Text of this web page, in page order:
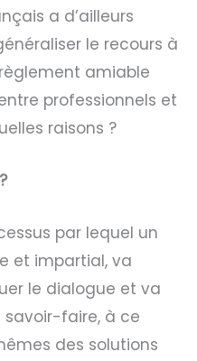
a d’ailleurs
le recours à
amiable
professionnels et
raisons ?
par lequel un
et impartial, va
le dialogue et va
savoir-faire, à ce
des solutions